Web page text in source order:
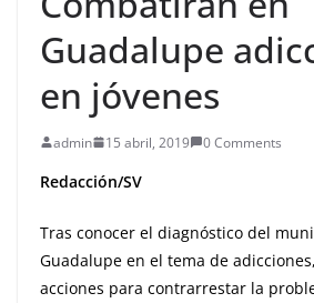
Guadalupe
en jóvenes
admin 15 abril, 2019 0 Comments
Redacción/SV
Tras conocer el diagnóstico del
Guadalupe en el tema de
acciones para contrarrestar la